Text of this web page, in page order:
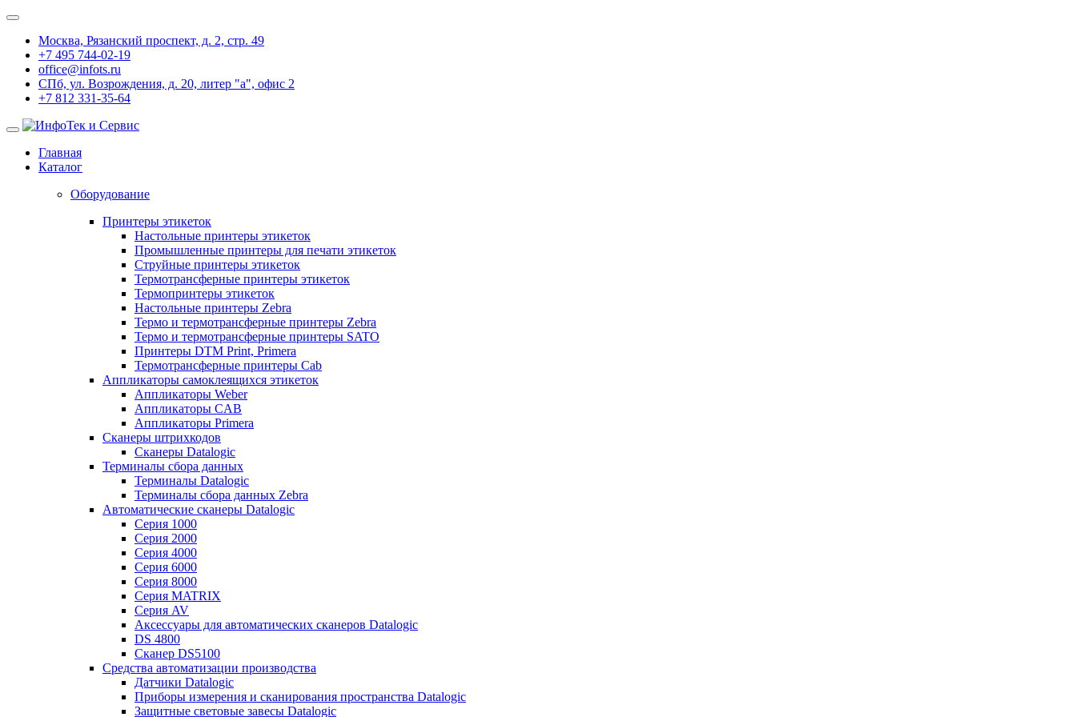
Москва, Рязанский проспект, д. 2, стр. 49
+7 495 744-02-19
office@infots.ru
СПб, ул. Возрождения, д. 20, литер "a", офис 2
+7 812 331-35-64
Главная
Каталог
Оборудование
Принтеры этикеток
Настольные принтеры этикеток
Промышленные принтеры для печати этикеток
Струйные принтеры этикеток
Термотрансферные принтеры этикеток
Термопринтеры этикеток
Настольные принтеры Zebra
Термо и термотрансферные принтеры Zebra
Термо и термотрансферные принтеры SATO
Принтеры DTM Print, Primera
Термотрансферные принтеры Cab
Аппликаторы самоклеящихся этикеток
Аппликаторы Weber
Аппликаторы CAB
Аппликаторы Primera
Сканеры штрихкодов
Сканеры Datalogic
Терминалы сбора данных
Терминалы Datalogic
Терминалы сбора данных Zebra
Автоматические сканеры Datalogic
Серия 1000
Серия 2000
Серия 4000
Серия 6000
Серия 8000
Серия MATRIX
Серия AV
Аксессуары для автоматических сканеров Datalogic
DS 4800
Сканер DS5100
Средства автоматизации производства
Датчики Datalogic
Приборы измерения и сканирования пространства Datalogic
Защитные световые завесы Datalogic